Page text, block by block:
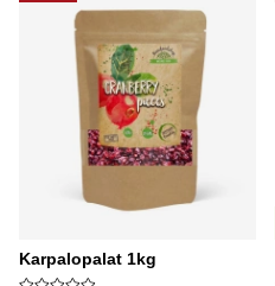
Karpalopalat 1kg